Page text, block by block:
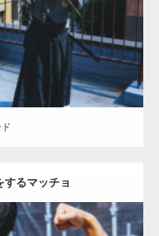
するマッチョ